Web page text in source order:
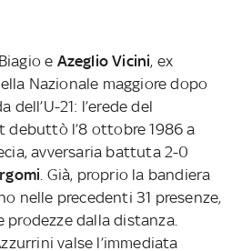
e Azeglio Vicini, ex
Nazionale maggiore dopo
dell’U-21: l’erede del
debuttò l’8 ottobre 1986 a
avversaria battuta 2-0
. Già, proprio la bandiera
nelle precedenti 31 presenze,
dalla distanza.
valse l’immediata